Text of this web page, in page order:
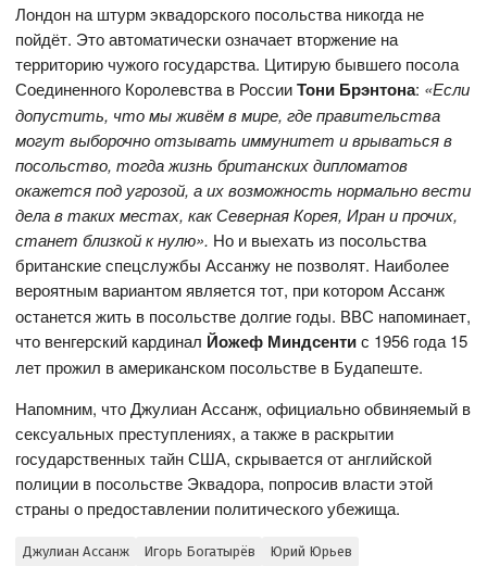
Лондон на штурм эквадорского посольства никогда не
пойдёт. Это автоматически означает вторжение на
территорию чужого государства. Цитирую бывшего посола
Соединенного Королевства в РоссииТони Брэнтона: «Если
допустить, что мы живём в мире, где правительства
могут выборочно отзывать иммунитет и врываться в
посольство, тогда жизнь британских дипломатов
окажется под угрозой, а их возможность нормально вести
дела в таких местах, как Северная Корея, Иран и прочих,
станет близкой к нулю». Но и выехать из посольства
британские спецслужбы Ассанжу не позволят. Наиболее
вероятным вариантомявляется тот, при котором Ассанж
останется жить в посольстве долгие годы. ВВС напоминает,
что венгерский кардинал Йожеф Миндсентис 1956 года 15
лет прожил в американском посольстве в Будапеште.
Напомним, что Джулиан Ассанж, официально обвиняемый в
сексуальных преступлениях, а также в раскрытии
государственных тайн США, скрывается от английской
полиции в посольстве Эквадора, попросив власти этой
страны о предоставлении политического убежища.
Джулиан Ассанж Игорь Богатырёв Юрий Юрьев